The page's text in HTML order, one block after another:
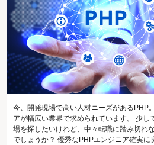
今、開発現場で高い人材ニーズがあるPHP
アが幅広い業界で求められています。 少し
場を探したいけれど、中々転職に踏み切れ
でしょうか？ 優秀なPHPエンジニア確実に